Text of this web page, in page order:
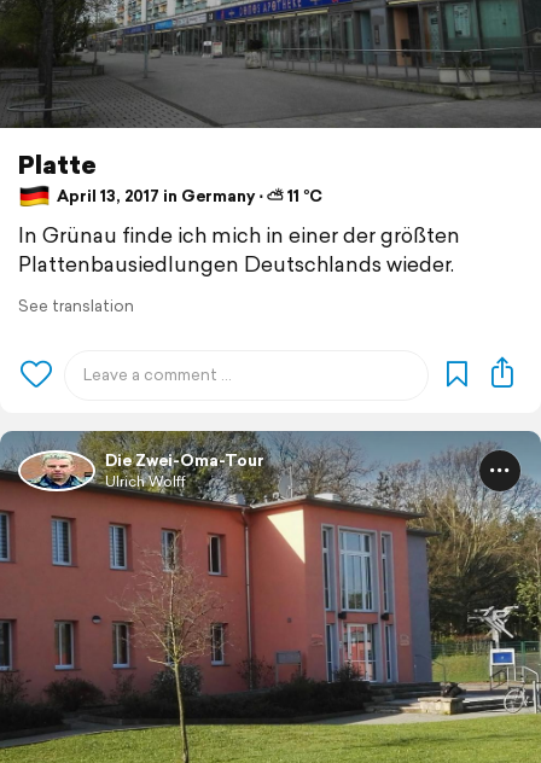
Platte
April 13, 2017 in Germany ⋅ ⛅ 11 °C
In Grünau finde ich mich in einer der größten
Plattenbausiedlungen Deutschlands wieder.
See translation
Die Zwei-Oma-Tour
Ulrich Wolff